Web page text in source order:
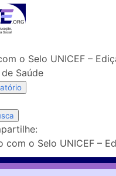
o Selo UNICEF –
Saúde